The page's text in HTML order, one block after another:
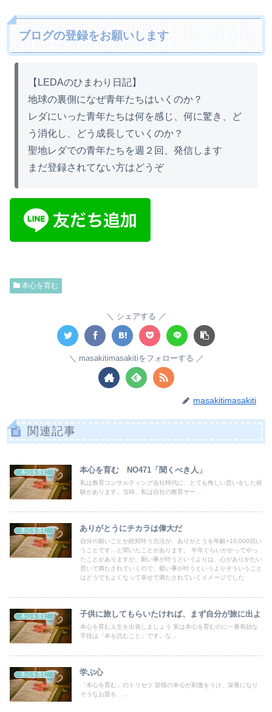
ブログの登録をお願いします
【LEDAのひまわり日記】
地球の裏側になぜ青年たちはいくのか？
レダにいった青年たちは何を感じ、何に驚き、ど
う消化し、どう成長していくのか？
聖地レダでの青年たちを週２回、発信します
まだ登録されてない方はどうぞ
本心を育む
シェアする
masakitimasakitiをフォローする
masakitimasakiti
関連記事
本心を育む 本心を育む NO471「聞くべき人」
私は教育コンサルティング会社時代に、とても悔しい思いをした経
験があります。当時、私は自社の教育サー...
本心を育む ありがとうにチカラは偉大だ
自分の願いごとが絶対叶う方法が、ありがとうを年齢×10,000回い
うことです…と聞いたことがあります。 半年ぐらいかかってやっ
たことがありますが、願い事が叶うというよりは、心がありがたい
思いで満たされていくので、願い事が叶うというよりそういうこと
はどうでもよくなって幸せで満たされていくイメージでした
本心を育む 子供に旅してもらいたければ、まず自分が旅に出よ
本心を育む人生を出発しましょう 実は本心を育むのに一番有効な
手段は『本を読むこと』です。な...
本心を育む 学ぶ心
「本心を育む」のトリセツ 皆様の本心が刺激をうけ、栄養になり
そうなお題を、...